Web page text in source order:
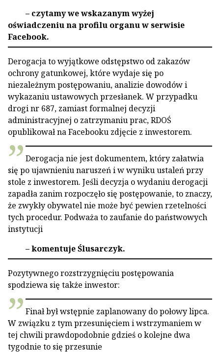
– czytamy we wskazanym wyżej
oświadczeniu na profilu organu w serwisie
Facebook.
Derogacja to wyjątkowe odstępstwo od zakazów
ochrony gatunkowej, które wydaje się po
niezależnym postępowaniu, analizie dowodów i
wykazaniu ustawowych przesłanek. W przypadku
drogi nr 687, zamiast formalnej decyzji
administracyjnej o zatrzymaniu prac, RDOŚ
opublikował na Facebooku zdjęcie z inwestorem.
Derogacja nie jest dokumentem, który załatwia
się po ujawnieniu naruszeń i w wyniku ustaleń przy
stole z inwestorem. Jeśli decyzja o wydaniu derogacji
zapadła zanim rozpoczęło się postępowanie, to znaczy,
że zwykły obywatel nie może być pewien rzetelności
tych procedur. Podważa to zaufanie do państwowych
instytucji
– komentuje Ślusarczyk.
Pozytywnego rozstrzygnięciu postępowania
spodziewa się także inwestor:
Finał był wstępnie zaplanowany do połowy lipca.
W związku z tym przesunięciem i wstrzymaniem w
tej chwili prawdopodobnie gdzieś o kolejne dwa
tygodnie to się przesunie